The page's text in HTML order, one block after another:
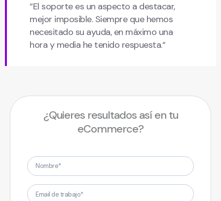
“El soporte es un aspecto a destacar,
mejor imposible. Siempre que hemos
necesitado su ayuda, en máximo una
hora y media he tenido respuesta.“
¿Quieres resultados así en tu
eCommerce?
Nombre
Email de trabajo